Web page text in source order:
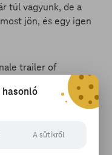
túl vagyunk, de a
jön, és egy igen
trailer of
hbjIdxEiob
hasonló
A sütikről